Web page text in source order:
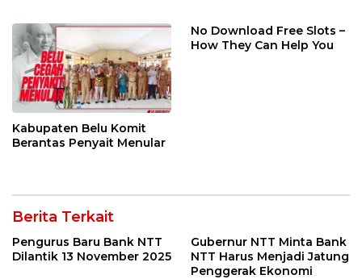
Kabupaten Belu Komit
Berantas Penyait Menular
No Download Free Slots –
How They Can Help You
Berita Terkait
Pengurus Baru Bank NTT
Dilantik 13 November 2025
Gubernur NTT Minta Bank
NTT Harus Menjadi Jatung
Penggerak Ekonomi